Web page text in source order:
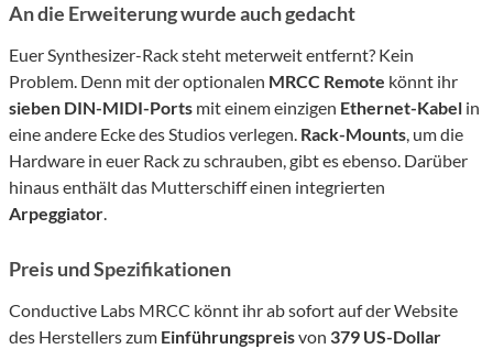
An die Erweiterung wurde auch gedacht
Euer Synthesizer-Rack steht meterweit entfernt? Kein
Problem. Denn mit der optionalen MRCC Remote könnt ihr
sieben DIN-MIDI-Ports mit einem einzigen Ethernet-Kabel in
eine andere Ecke des Studios verlegen. Rack-Mounts, um die
Hardware in euer Rack zu schrauben, gibt es ebenso. Darüber
hinaus enthält das Mutterschiff einen integrierten
Arpeggiator.
Preis und Spezifikationen
Conductive Labs MRCC könnt ihr ab sofort auf der Website
des Herstellers zum Einführungspreisvon 379 US-Dollar